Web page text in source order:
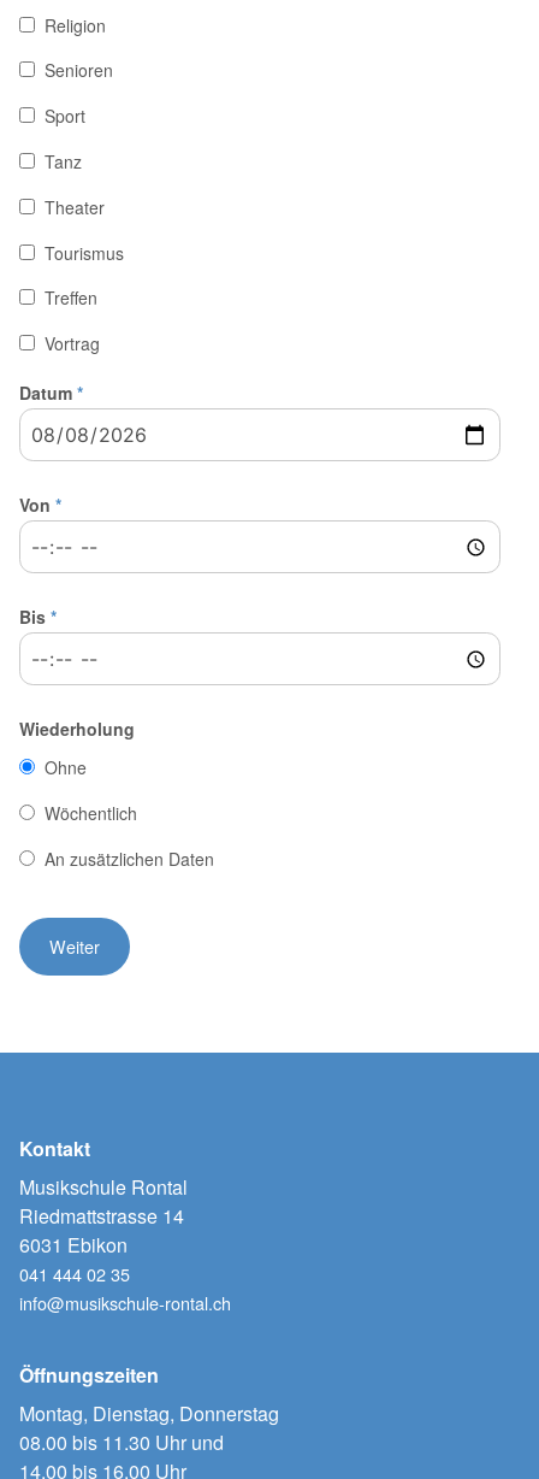
Religion
Senioren
Sport
Tanz
Theater
Tourismus
Treffen
Vortrag
Datum *
Von *
Bis *
Wiederholung
Ohne
Wöchentlich
An zusätzlichen Daten
Kontakt
Musikschule Rontal
Riedmattstrasse 14
6031 Ebikon
041 444 02 35
info@musikschule-rontal.ch
Öffnungszeiten
Montag, Dienstag, Donnerstag
08.00 bis 11.30 Uhr und
14.00 bis 16.00 Uhr